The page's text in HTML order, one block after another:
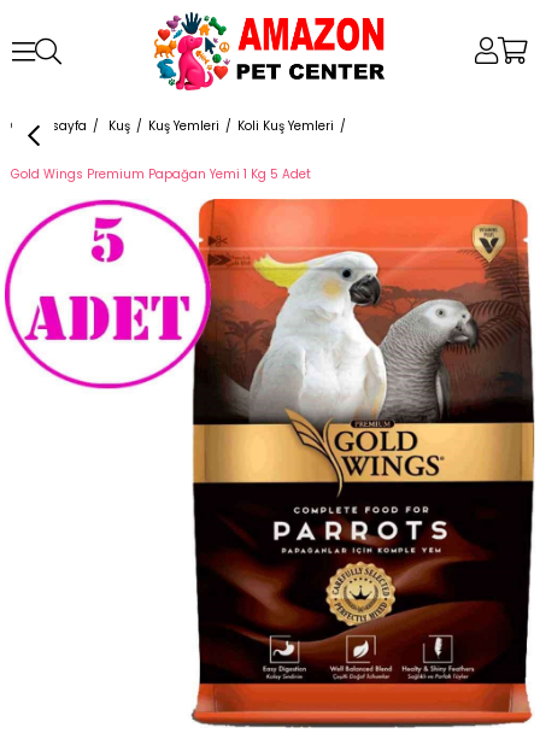
Anasayfa Kuş Kuş Yemleri Koli Kuş Yemleri
Gold Wings Premium Papağan Yemi 1 Kg 5 Adet